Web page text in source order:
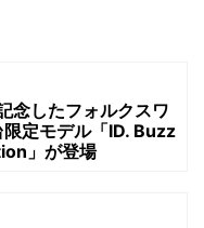
念したフォルクスワ
定モデル「ID. Buzz
」が登場